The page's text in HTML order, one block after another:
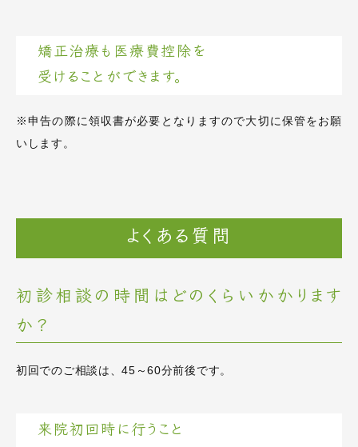
矯正治療も医療費控除を
受けることができます。
※申告の際に領収書が必要となりますので大切に保管をお願
いします。
よくある質問
初診相談の時間はどのくらいかかります
か？
初回でのご相談は、45～60分前後です。
来院初回時に行うこと